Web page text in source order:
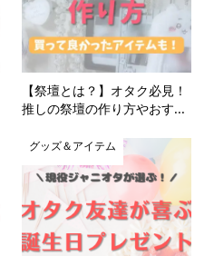
【祭壇とは？】オタク必見！
推しの祭壇の作り方やおす...
グッズ＆アイテム